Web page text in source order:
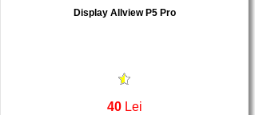
Display Allview P5 Pro
40 Lei